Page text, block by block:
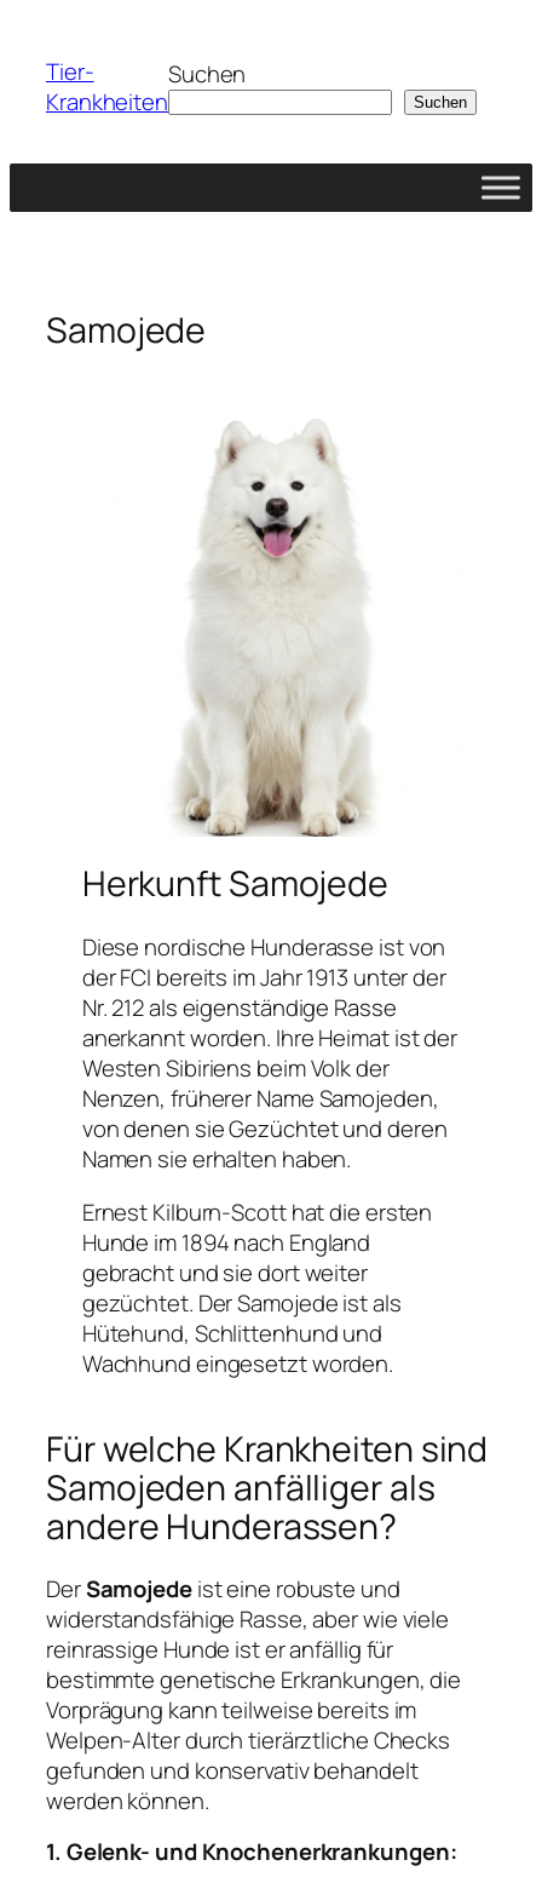
springen
Tier-
Krankheiten
Suchen
Suchen
Samojede
Herkunft Samojede
Diese nordische Hunderasse ist von
der FCI bereits im Jahr 1913 unter der
Nr. 212 als eigenständige Rasse
anerkannt worden. Ihre Heimat ist der
Westen Sibiriens beim Volk der
Nenzen, früherer Name Samojeden,
von denen sie Gezüchtet und deren
Namen sie erhalten haben.
Ernest Kilburn-Scott hat die ersten
Hunde im 1894 nach England
gebracht und sie dort weiter
gezüchtet. Der Samojede ist als
Hütehund, Schlittenhund und
Wachhund eingesetzt worden.
Für welche Krankheiten sind
Samojeden anfälliger als
andere Hunderassen?
DerSamojedeist eine robuste und
widerstandsfähige Rasse, aber wie viele
reinrassige Hunde ist er anfällig für
bestimmte genetische Erkrankungen, die
Vorprägung kann teilweise bereits im
Welpen-Alter durch tierärztliche Checks
gefunden und konservativ behandelt
werden können.
1. Gelenk- und Knochenerkrankungen: